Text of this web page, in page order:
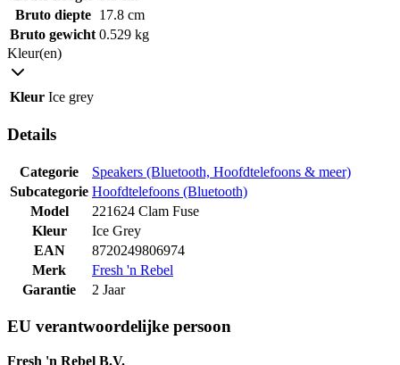
Bruto diepte
17.8 cm
Bruto gewicht 0.529 kg
Kleur(en)
Kleur Ice grey
Details
Categorie
Speakers (Bluetooth, Hoofdtelefoons & meer)
Subcategorie Hoofdtelefoons (Bluetooth)
Model
221624 Clam Fuse
Kleur
Ice Grey
EAN
8720249806974
Merk
Fresh 'n Rebel
Garantie
2 Jaar
EU verantwoordelijke persoon
Fresh 'n Rebel B.V.